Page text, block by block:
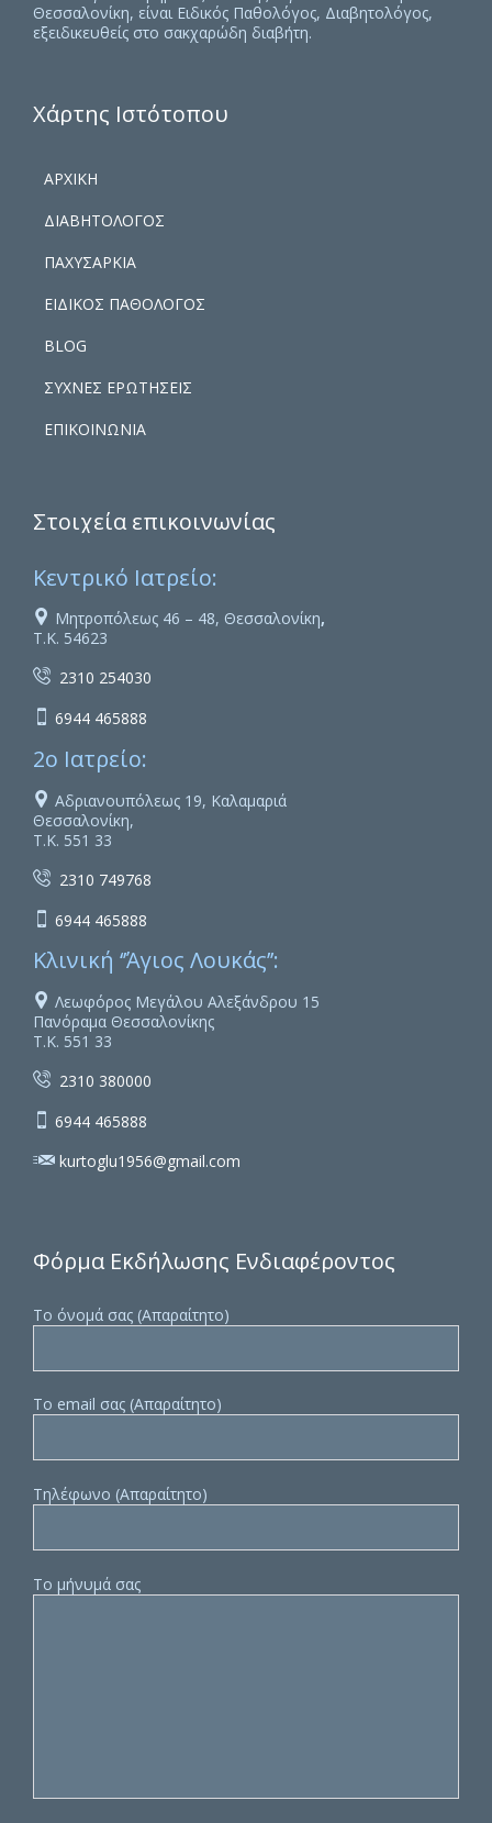
Θεσσαλονίκη, είναι Ειδικός Παθολόγος, Διαβητολόγος,
εξειδικευθείς στο σακχαρώδη διαβήτη.
Χάρτης Ιστότοπου
ΑΡΧΙΚΗ
ΔΙΑΒΗΤΟΛΟΓΟΣ
ΠΑΧΥΣΑΡΚΙΑ
ΕΙΔΙΚΟΣ ΠΑΘΟΛΟΓΟΣ
BLOG
ΣΥΧΝΕΣ ΕΡΩΤΗΣΕΙΣ
ΕΠΙΚΟΙΝΩΝΙΑ
Στοιχεία επικοινωνίας
Κεντρικό Ιατρείο:
 Μητροπόλεως 46 – 48, Θεσσαλονίκη,
Τ.Κ. 54623
 2310 254030
 6944 465888
2ο Ιατρείο:
 Αδριανουπόλεως 19, Καλαμαριά
Θεσσαλονίκη,
Τ.Κ. 551 33
 2310 749768
 6944 465888
Κλινική ‘’Άγιος Λουκάς’’:
 Λεωφόρος Μεγάλου Αλεξάνδρου 15
Πανόραμα Θεσσαλονίκης
Τ.Κ. 551 33
 2310 380000
 6944 465888
 kurtoglu1956@gmail.com
Φόρμα Εκδήλωσης Ενδιαφέροντος
Το όνομά σας (Απαραίτητο)
Το email σας (Απαραίτητο)
Τηλέφωνο (Απαραίτητο)
Το μήνυμά σας